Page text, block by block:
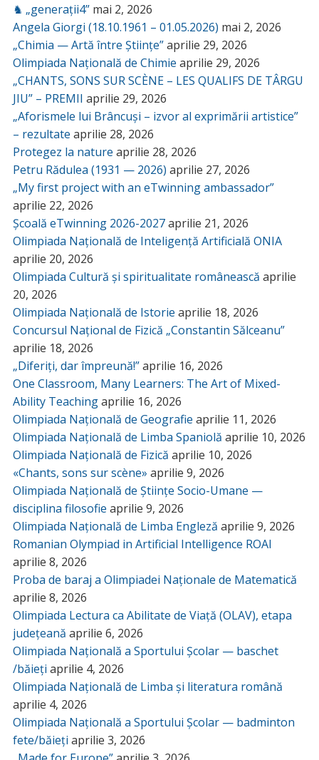
♞ „generații4” mai 2, 2026
Angela Giorgi (18.10.1961 – 01.05.2026) mai 2, 2026
„Chimia — Artă între Științe”aprilie 29, 2026
Olimpiada Națională de Chimie aprilie 29, 2026
„CHANTS, SONS SUR SCÈNE – LES QUALIFS DE TÂRGU
JIU” – PREMII aprilie 29, 2026
„Aforismele lui Brâncuși – izvor al exprimării artistice”
– rezultate aprilie 28, 2026
Protegez la nature aprilie 28, 2026
Petru Rădulea (1931 — 2026) aprilie 27, 2026
„My first project with an eTwinning ambassador”
aprilie 22, 2026
Școală eTwinning 2026-2027aprilie 21, 2026
Olimpiada Națională de Inteligență Artificială ONIA
aprilie 20, 2026
Olimpiada Cultură și spiritualitate românească aprilie
20, 2026
Olimpiada Națională de Istorie aprilie 18, 2026
Concursul Național de Fizică „Constantin Sălceanu”
aprilie 18, 2026
„Diferiți, dar împreună!”aprilie 16, 2026
One Classroom, Many Learners: The Art of Mixed-
Ability Teachingaprilie 16, 2026
Olimpiada Națională de Geografie aprilie 11, 2026
Olimpiada Națională de Limba Spaniolă aprilie 10, 2026
Olimpiada Națională de Fizică aprilie 10, 2026
«Chants, sons sur scène» aprilie 9, 2026
Olimpiada Națională de Științe Socio-Umane —
disciplina filosofie aprilie 9, 2026
Olimpiada Națională de Limba Engleză aprilie 9, 2026
Romanian Olympiad in Artificial Intelligence ROAI
aprilie 8, 2026
Proba de baraj a Olimpiadei Naționale de Matematică
aprilie 8, 2026
Olimpiada Lectura ca Abilitate de Viață (OLAV), etapa
județeană aprilie 6, 2026
Olimpiada Națională a Sportului Școlar — baschet
/băieți aprilie 4, 2026
Olimpiada Națională de Limba și literatura română
aprilie 4, 2026
Olimpiada Națională a Sportului Școlar — badminton
fete/băieți aprilie 3, 2026